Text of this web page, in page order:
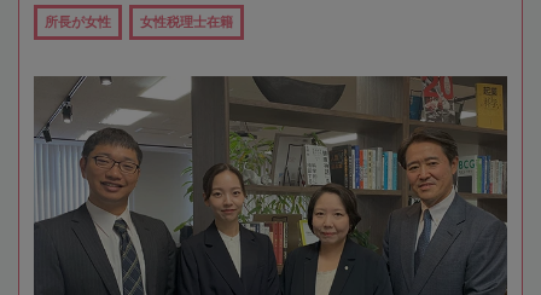
所長が女性 女性税理士在籍